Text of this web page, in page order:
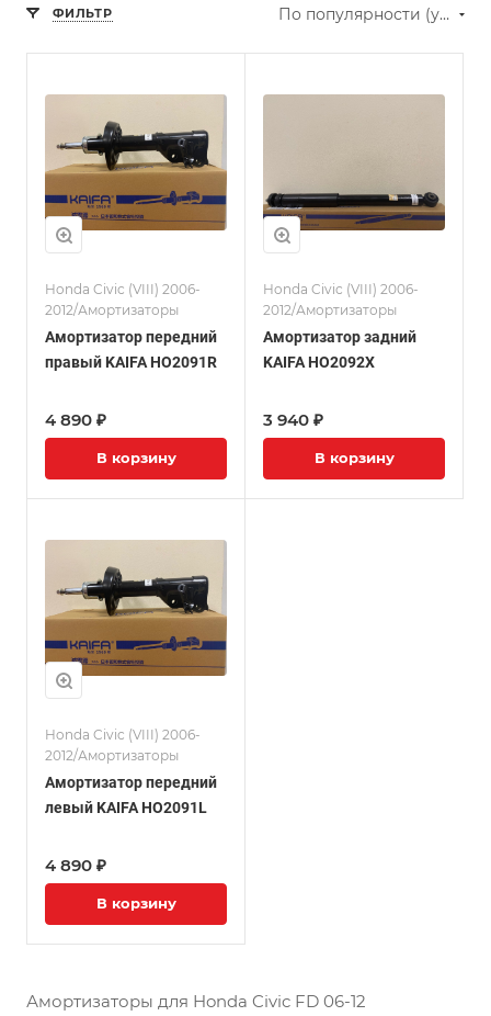
ФИЛЬТР По популярности (убывание)
Honda Civic (VIII) 2006-
2012/Амортизаторы
Амортизатор передний
правый KAIFA HO2091R
4 890 ₽
В корзину
Honda Civic (VIII) 2006-
2012/Амортизаторы
Амортизатор задний
KAIFA HO2092X
3 940 ₽
В корзину
Honda Civic (VIII) 2006-
2012/Амортизаторы
Амортизатор передний
левый KAIFA HO2091L
4 890 ₽
В корзину
Амортизаторы для Honda Civic FD 06-12